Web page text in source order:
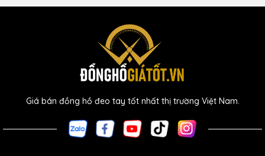
Giá bán đồng hồ đeo tay tốt nhất thị trường Việt Nam.